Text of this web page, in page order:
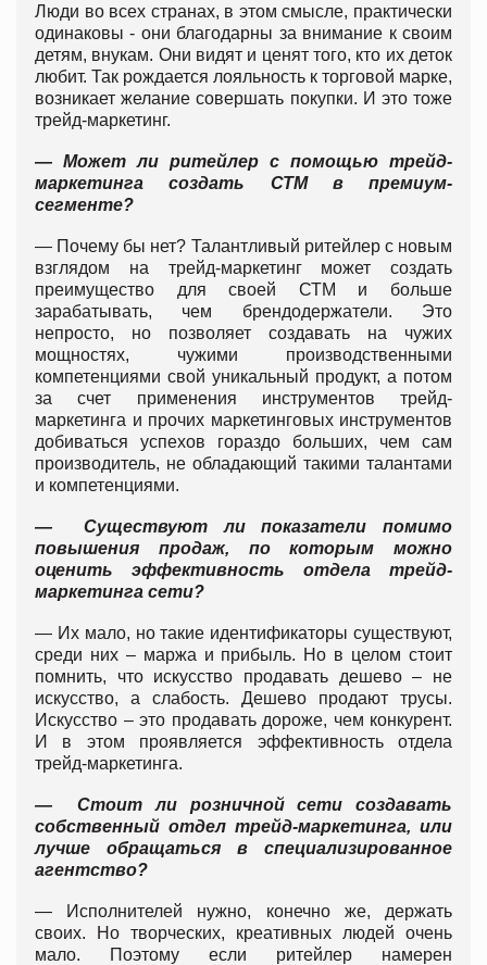
Люди во всех странах, в этом смысле, практически
одинаковы - они благодарны за внимание к своим
детям, внукам. Они видят и ценят того, кто их деток
любит. Так рождается лояльность к торговой марке,
возникает желание совершать покупки. И это тоже
трейд-маркетинг.
— Может ли ритейлер с помощью трейд-
маркетинга создать СТМ в премиум-
сегменте?
— Почему бы нет? Талантливый ритейлер с новым
взглядом на трейд-маркетинг может создать
преимущество для своей СТМ и больше
зарабатывать, чем брендодержатели. Это
непросто, но позволяет создавать на чужих
мощностях, чужими производственными
компетенциями свой уникальный продукт, а потом
за счет применения инструментов трейд-
маркетинга и прочих маркетинговых инструментов
добиваться успехов гораздо больших, чем сам
производитель, не обладающий такими талантами
и компетенциями.
— Существуют ли показатели помимо
повышения продаж, по которым можно
оценить эффективность отдела трейд-
маркетинга сети?
— Их мало, но такие идентификаторы существуют,
среди них – маржа и прибыль. Но в целом стоит
помнить, что искусство продавать дешево – не
искусство, а слабость. Дешево продают трусы.
Искусство – это продавать дороже, чем конкурент.
И в этом проявляется эффективность отдела
трейд-маркетинга.
— Стоит ли розничной сети создавать
собственный отдел трейд-маркетинга, или
лучше обращаться в специализированное
агентство?
— Исполнителей нужно, конечно же, держать
своих. Но творческих, креативных людей очень
мало. Поэтому если ритейлер намерен